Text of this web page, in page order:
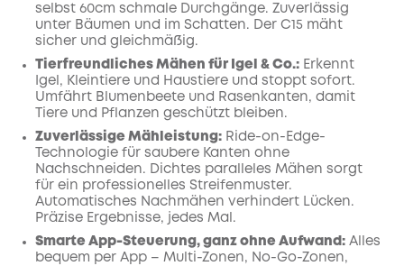
selbst 60cm schmale Durchgänge. Zuverlässig
unter Bäumen und im Schatten. Der C15 mäht
sicher und gleichmäßig.
Tierfreundliches Mähen für Igel & Co.: Erkennt
Igel, Kleintiere und Haustiere und stoppt sofort.
Umfährt Blumenbeete und Rasenkanten, damit
Tiere und Pflanzen geschützt bleiben.
Zuverlässige Mähleistung: Ride-on-Edge-
Technologie für saubere Kanten ohne
Nachschneiden. Dichtes paralleles Mähen sorgt
für ein professionelles Streifenmuster.
Automatisches Nachmähen verhindert Lücken.
Präzise Ergebnisse, jedes Mal.
Smarte App-Steuerung, ganz ohne Aufwand: Alles
bequem per App – Multi-Zonen, No-Go-Zonen,